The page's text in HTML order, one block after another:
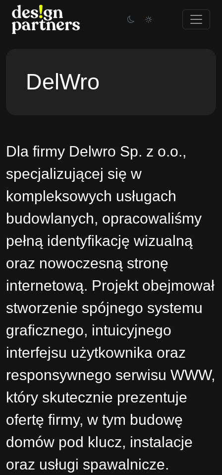
content
DelWro
Dla firmy Delwro Sp. z o.o.,
specjalizującej się w
kompleksowych usługach
budowlanych, opracowaliśmy
pełną identyfikację wizualną
oraz nowoczesną stronę
internetową. Projekt obejmował
stworzenie spójnego systemu
graficznego, intuicyjnego
interfejsu użytkownika oraz
responsywnego serwisu WWW,
który skutecznie prezentuje
ofertę firmy, w tym budowę
domów pod klucz, instalacje
oraz usługi spawalnicze.